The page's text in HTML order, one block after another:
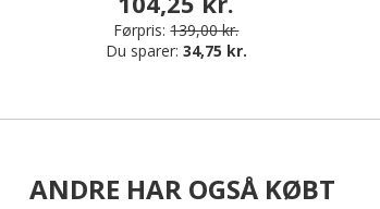
Førpris: 139,00 kr.
Du sparer: 34,75 kr.
ANDRE HAR OGSÅ KØBT